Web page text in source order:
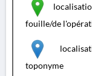
fouille/de
toponyme